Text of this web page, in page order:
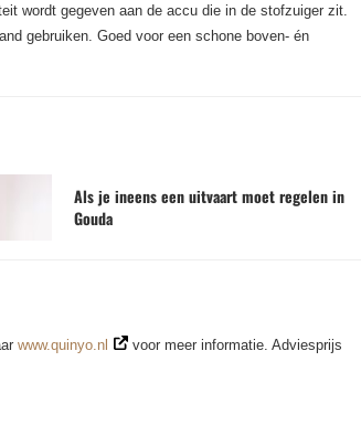
wordt gegeven aan de accu die in de stofzuiger zit.
gebruiken. Goed voor een schone boven- én
Als je ineens een uitvaart moet regelen in
Gouda
www.quinyo.nl
voor meer informatie. Adviesprijs